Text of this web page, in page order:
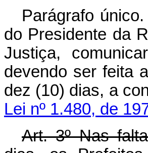
Parágrafo
do Presidente da
Justiça,
devendo ser feita
dez (10) dias, a
Lei nº 1.480, de
Art. 3º Nas